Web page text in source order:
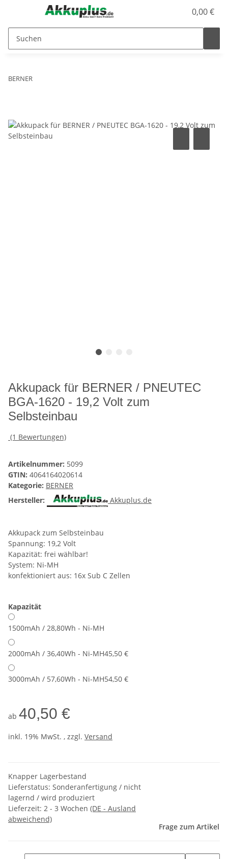
0,00 €
BERNER
Akkupack für BERNER / PNEUTEC
BGA-1620 - 19,2 Volt zum
Selbsteinbau
(1 Bewertungen)
Artikelnummer: 5099
GTIN: 4064164020614
Kategorie: BERNER
Hersteller:
Akkuplus.de
Akkupack zum Selbsteinbau
Spannung: 19,2 Volt
Kapazität: frei wählbar!
System: Ni-MH
konfektioniert aus: 16x Sub C Zellen
Kapazität
1500mAh / 28,80Wh - Ni-MH
2000mAh / 36,40Wh - Ni-MH45,50 €
3000mAh / 57,60Wh - Ni-MH54,50 €
ab 40,50 €
inkl. 19% MwSt. , zzgl. Versand
Knapper Lagerbestand
Lieferstatus: Sonderanfertigung / nicht
lagernd / wird produziert
Lieferzeit: 2 - 3 Wochen (DE - Ausland
abweichend)
Frage zum Artikel